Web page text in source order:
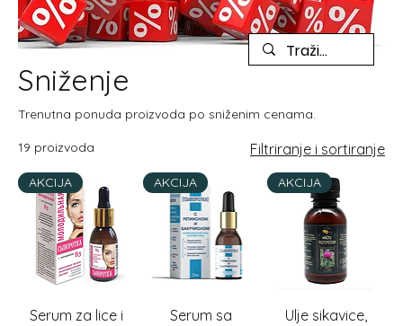
Sniženje
Trenutna ponuda proizvoda po sniženim cenama.
19 proizvoda Filtriranje i sortiranje
AKCIJA
Serum za lice i
AKCIJA
Serum sa
AKCIJA
Ulje sikavice,